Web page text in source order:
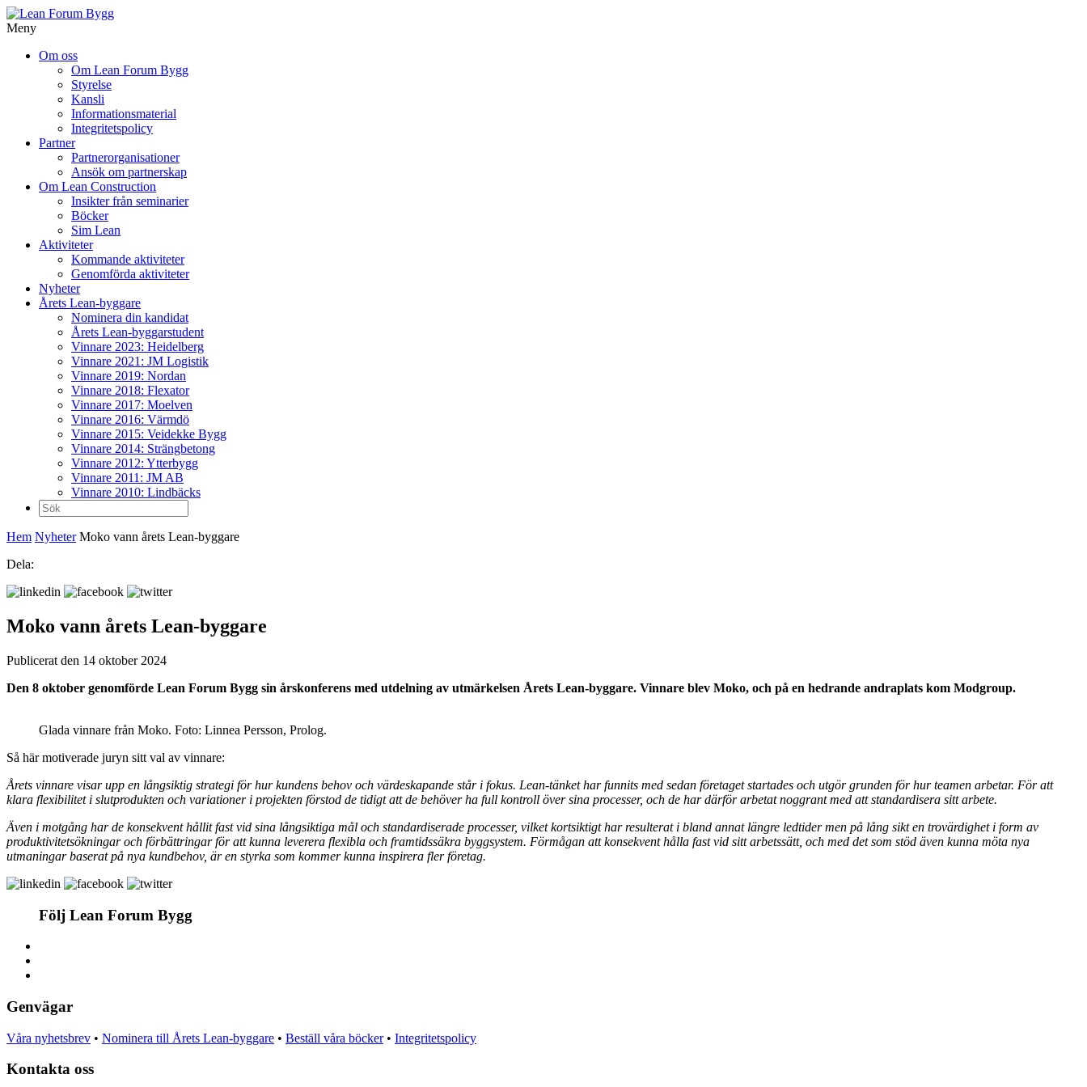
Meny
Om oss
Om Lean Forum Bygg
Styrelse
Kansli
Informationsmaterial
Integritetspolicy
Partner
Partnerorganisationer
Ansök om partnerskap
Om Lean Construction
Insikter från seminarier
Böcker
Sim Lean
Aktiviteter
Kommande aktiviteter
Genomförda aktiviteter
Nyheter
Årets Lean-byggare
Nominera din kandidat
Årets Lean-byggarstudent
Vinnare 2023: Heidelberg
Vinnare 2021: JM Logistik
Vinnare 2019: Nordan
Vinnare 2018: Flexator
Vinnare 2017: Moelven
Vinnare 2016: Värmdö
Vinnare 2015: Veidekke Bygg
Vinnare 2014: Strängbetong
Vinnare 2012: Ytterbygg
Vinnare 2011: JM AB
Vinnare 2010: Lindbäcks
Sök
efter:
Hem Nyheter Moko vann årets Lean-byggare
Dela:
Moko vann årets Lean-byggare
Publicerat den 14 oktober 2024
Den 8 oktober genomförde Lean Forum Bygg sin årskonferens med utdelning av utmärkelsen Årets Lean-byggare. Vinnare blev Moko, och på en hedrande andraplats kom Modgroup.
Glada vinnare från Moko. Foto: Linnea Persson, Prolog.
Så här motiverade juryn sitt val av vinnare:
Årets vinnare visar upp en långsiktig strategi för hur kundens behov och värdeskapande står i fokus. Lean-tänket har funnits med sedan företaget startades och utgör grunden för hur teamen arbetar. För att
klara flexibilitet i slutprodukten och variationer i projekten förstod de tidigt att de behöver ha full kontroll över sina processer, och de har därför arbetat noggrant med att standardisera sitt arbete.
Även i motgång har de konsekvent hållit fast vid sina långsiktiga mål och standardiserade processer, vilket kortsiktigt har resulterat i bland annat längre ledtider men på lång sikt en trovärdighet i form av
produktivitetsökningar och förbättringar för att kunna leverera flexibla och framtidssäkra byggsystem. Förmågan att konsekvent hålla fast vid sitt arbetssätt, och med det som stöd även kunna möta nya
utmaningar baserat på nya kundbehov, är en styrka som kommer kunna inspirera fler företag.
Följ Lean Forum Bygg
Genvägar
Våra nyhetsbrev • Nominera till Årets Lean-byggare • Beställ våra böcker• Integritetspolicy
Kontakta oss